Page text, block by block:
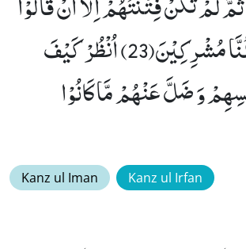
وَ اللّٰهِ رَبِّنَا مَا كُنَّا مُشْرِكِیْنَ(23) اُنْظُرْ كَیْفَ
وَ ضَلَّ عَنْهُمْ مَّا كَانُوْا
Kanz ul Iman Kanz ul Irfan